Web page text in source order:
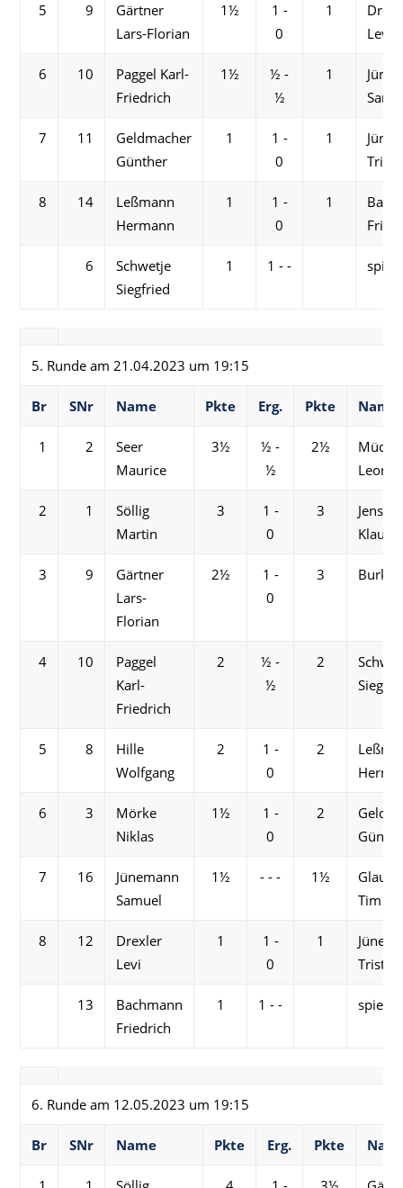
5 9
Gärtner
Lars-Florian
1½
1 -
0
1
Levi
6 10
Paggel Karl-
Friedrich
1½
½ -
½
1
7 11
Geldmacher
Günther
1
1 -
0
1
8 14
Leßmann
Hermann
1
1 -
0
1
6
Schwetje
Siegfried
1 1 - -
5. Runde am 21.04.2023 um 19:15
Br SNr Name Pkte Erg. Pkte Name
1 2
Seer
Maurice
3½
½ -
½
2½
Mücke
2 1
Söllig
Martin
3
1 -
0
3
Jensch
Klaus-
3 9
Gärtner
Lars-
Florian
2½
1 -
0
3
4 10
Paggel
Karl-
Friedrich
2
½ -
½
2
5 8
Hille
Wolfgang
2
1 -
0
2
6 3
Mörke
Niklas
1½
1 -
0
2
7 16
Jünemann
Samuel
1½ - - - 1½
Tim
8 12
Drexler
Levi
1
1 -
0
1
Tristan
13
Bachmann
Friedrich
1 1 - -
6. Runde am 12.05.2023 um 19:15
Br SNr Name Pkte Erg. Pkte